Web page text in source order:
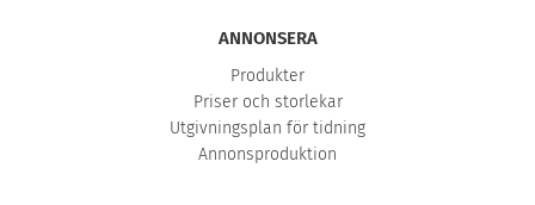
ANNONSERA
Produkter
Priser och storlekar
Utgivningsplan för tidning
Annonsproduktion